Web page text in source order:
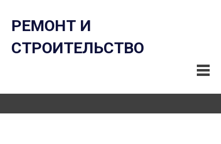
РЕМОНТ И
СТРОИТЕЛЬСТВО